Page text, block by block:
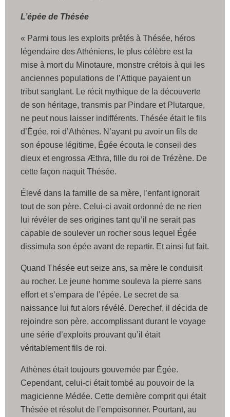
L’épée de Thésée
« Parmi tous les exploits prêtés à Thésée, héros
légendaire des Athéniens, le plus célèbre est la
mise à mort du Minotaure, monstre crétois à qui les
anciennes populations de l’Attique payaient un
tribut sanglant. Le récit mythique de la découverte
de son héritage, transmis par Pindare et Plutarque,
ne peut nous laisser indifférents. Thésée était le fils
d’Égée, roi d’Athènes. N’ayant pu avoir un fils de
son épouse légitime, Égée écouta le conseil des
dieux et engrossa Æthra, fille du roi de Trézène. De
cette façon naquit Thésée.
Élevé dans la famille de sa mère, l’enfant ignorait
tout de son père. Celui-ci avait ordonné de ne rien
lui révéler de ses origines tant qu’il ne serait pas
capable de soulever un rocher sous lequel Égée
dissimula son épée avant de repartir. Et ainsi fut fait.
Quand Thésée eut seize ans, sa mère le conduisit
au rocher. Le jeune homme souleva la pierre sans
effort et s’empara de l’épée. Le secret de sa
naissance lui fut alors révélé. Derechef, il décida de
rejoindre son père, accomplissant durant le voyage
une série d’exploits prouvant qu’il était
véritablement fils de roi.
Athènes était toujours gouvernée par Égée.
Cependant, celui-ci était tombé au pouvoir de la
magicienne Médée. Cette dernière comprit qui était
Thésée et résolut de l’empoisonner. Pourtant, au